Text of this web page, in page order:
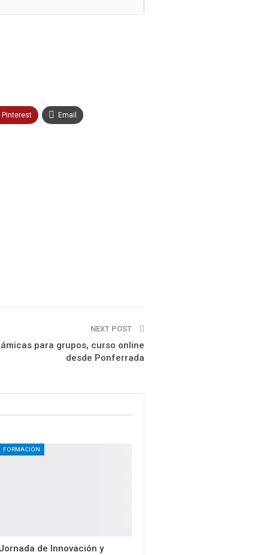
Pinterest Email
NEXT POST
para grupos, curso online
desde Ponferrada
FORMACIÓN
Jornada de Innovación y